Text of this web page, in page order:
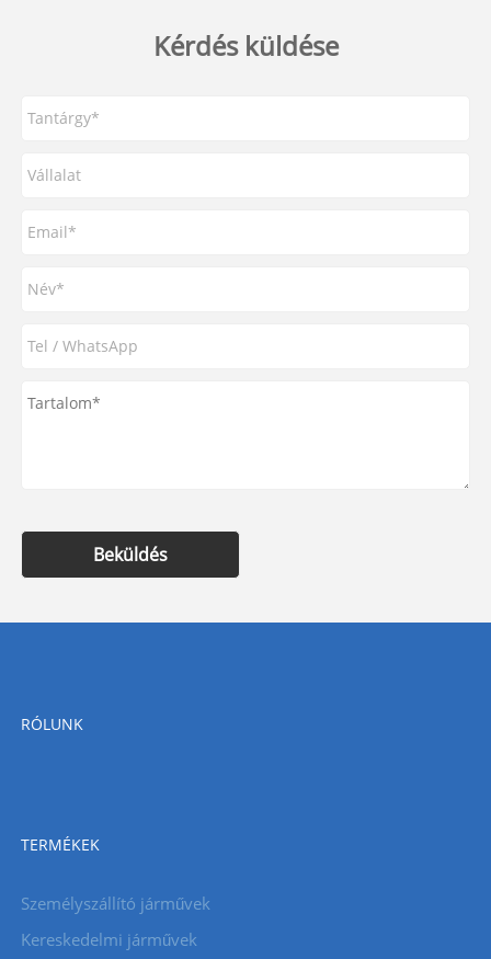
Kérdés küldése
Beküldés
RÓLUNK
TERMÉKEK
Személyszállító járművek
Kereskedelmi járművek